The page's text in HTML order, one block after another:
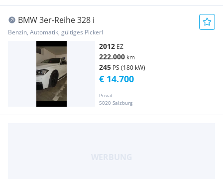
BMW 3er-Reihe 328 i
Benzin, Automatik, gültiges Pickerl
2012 EZ
222.000 km
245 PS (180 kW)
Privat
5020 Salzburg
€ 14.700